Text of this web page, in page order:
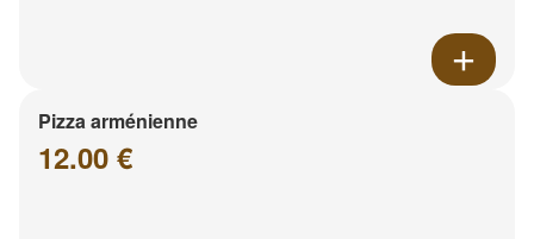
Pizza arménienne
12.00 €